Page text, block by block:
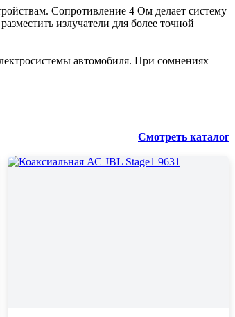
Сопротивление 4 Ом делает систему
излучатели для более точной
автомобиля. При сомнениях
Смотреть каталог